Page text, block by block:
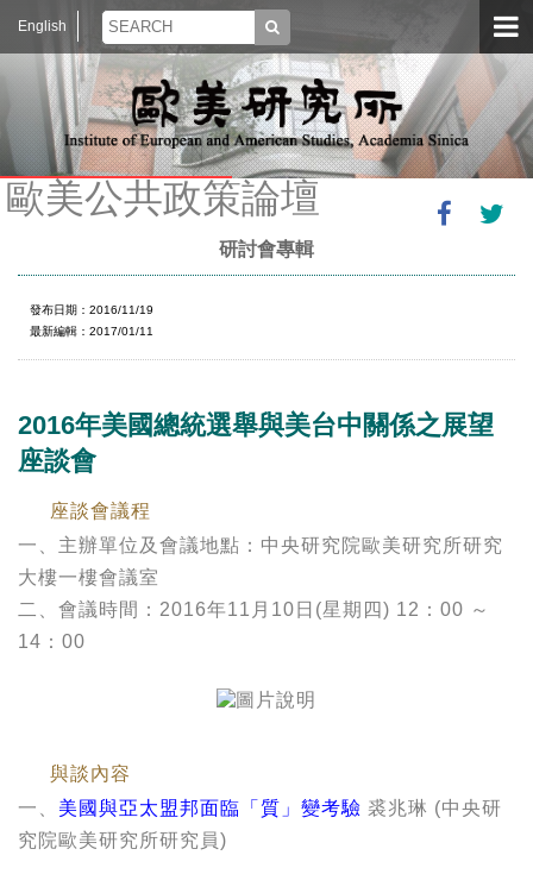
English
歐美公共政策論壇
研討會專輯
發布日期：2016/11/19
最新編輯：2017/01/11
2016年美國總統選舉與美台中關係之展望
座談會
座談會議程
一、主辦單位及會議地點：中央研究院歐美研究所研究
大樓一樓會議室
二、會議時間：2016年11月10日(星期四) 12：00 ～
14：00
與談內容
一、 美國與亞太盟邦面臨「質」變考驗 裘兆琳 (中央研
究院歐美研究所研究員)